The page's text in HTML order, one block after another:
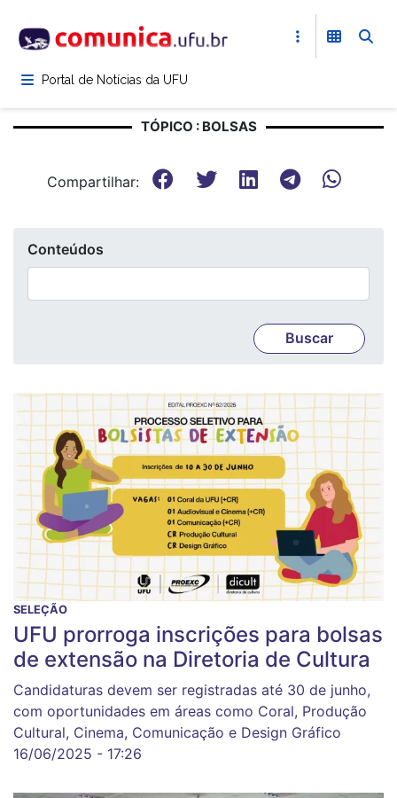
para
conteúdoPortal de Notícias da UFU
TÓPICO : BOLSAS
Compartilhar:
Conteúdos
SELEÇÃO
UFU prorroga inscrições para bolsas
de extensão na Diretoria de Cultura
Candidaturas devem ser registradas até 30 de junho,
com oportunidades em áreas como Coral, Produção
Cultural, Cinema, Comunicação e Design Gráfico
16/06/2025 - 17:26